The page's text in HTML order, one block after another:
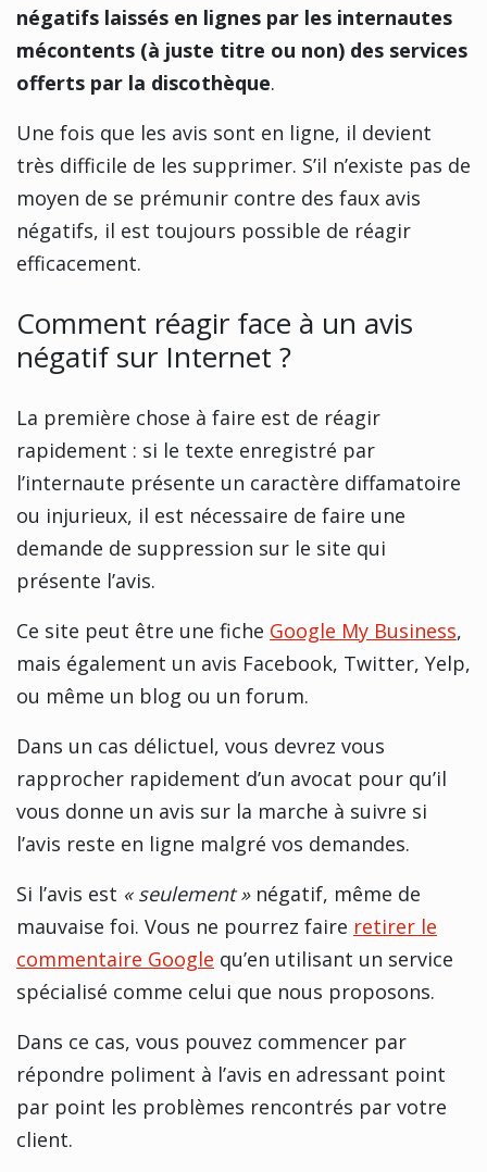
négatifs laissés en lignes par les internautes
mécontents (à juste titre ou non) des services
offerts par la discothèque.
Une fois que les avis sont en ligne, il devient
très difficile de les supprimer. S’il n’existe pas de
moyen de se prémunir contre des faux avis
négatifs, il est toujours possible de réagir
efficacement.
Comment réagir face à un avis
négatif sur Internet ?
La première chose à faire est de réagir
rapidement : si le texte enregistré par
l’internaute présente un caractère diffamatoire
ou injurieux, il est nécessaire de faire une
demande de suppression sur le site qui
présente l’avis.
Ce site peut être une fiche Google My Business,
mais également un avis Facebook, Twitter, Yelp,
ou même un blog ou un forum.
Dans un cas délictuel, vous devrez vous
rapprocher rapidement d’un avocat pour qu’il
vous donne un avis sur la marche à suivre si
l’avis reste en ligne malgré vos demandes.
Si l’avis est « seulement »négatif, même de
mauvaise foi. Vous ne pourrez faire retirer le
commentaire Google qu’en utilisant un service
spécialisé comme celui que nous proposons.
Dans ce cas, vous pouvez commencer par
répondre poliment à l’avis en adressant point
par point les problèmes rencontrés par votre
client.